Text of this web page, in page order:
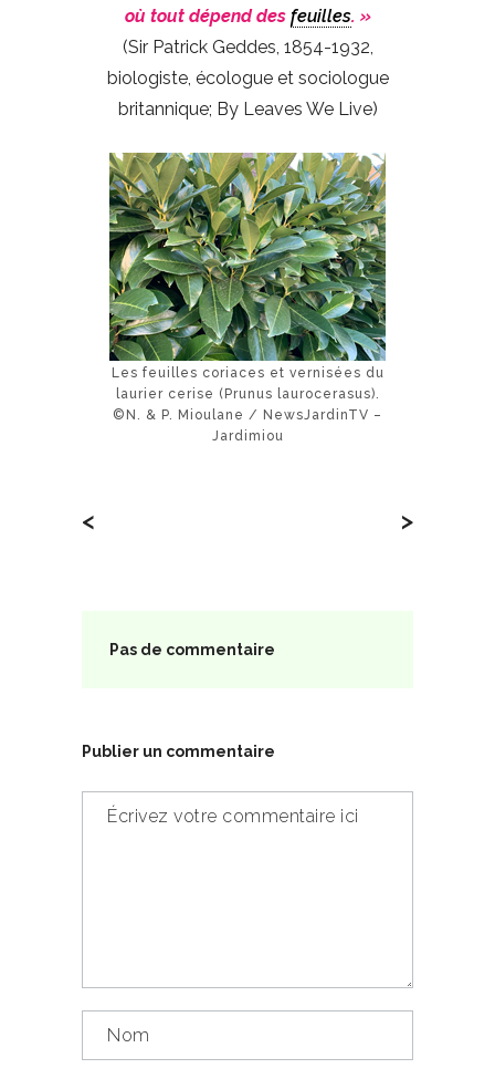
où tout dépend des feuilles. »
(Sir Patrick Geddes, 1854-1932,
biologiste, écologue et sociologue
britannique; By Leaves We Live)
Les feuilles coriaces et vernisées du
laurier cerise (Prunus laurocerasus).
©N. & P. Mioulane / NewsJardinTV –
Jardimiou
< >
Pas de commentaire
Publier un commentaire